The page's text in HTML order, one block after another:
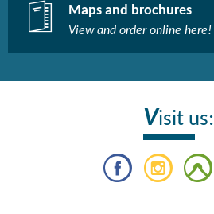
Maps and brochures
View and order online here!​
Visit us: